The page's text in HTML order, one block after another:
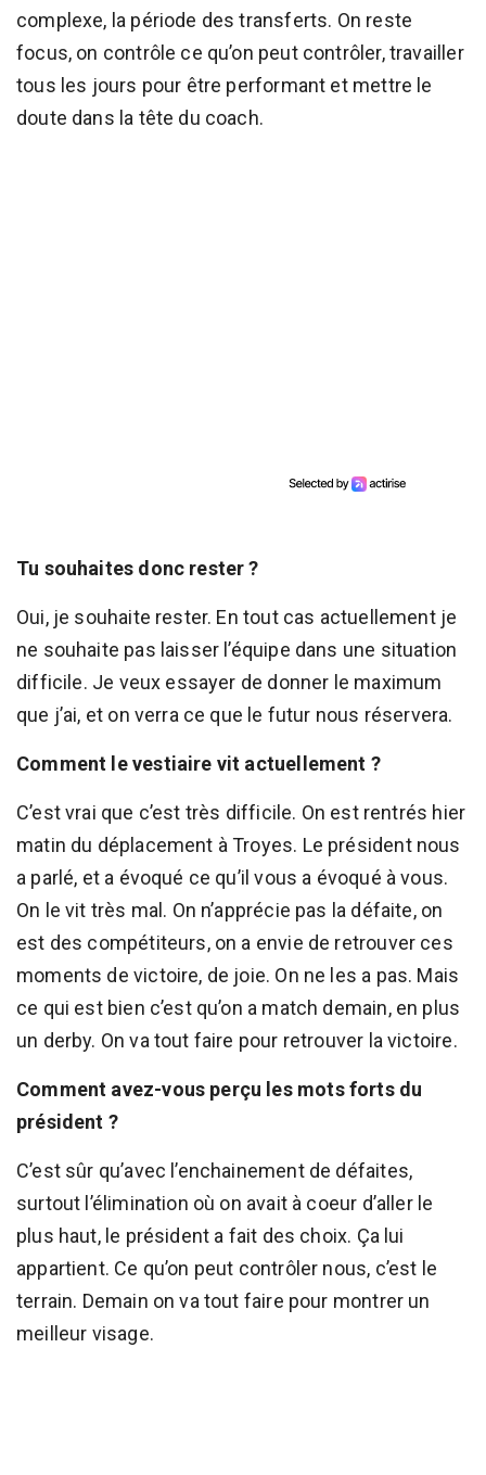
complexe, la période des transferts. On reste
focus, on contrôle ce qu’on peut contrôler, travailler
tous les jours pour être performant et mettre le
doute dans la tête du coach.
Tu souhaites donc rester ?
Oui, je souhaite rester. En tout cas actuellement je
ne souhaite pas laisser l’équipe dans une situation
difficile. Je veux essayer de donner le maximum
que j’ai, et on verra ce que le futur nous réservera.
Comment le vestiaire vit actuellement ?
C’est vrai que c’est très difficile. On est rentrés hier
matin du déplacement à Troyes. Le président nous
a parlé, et a évoqué ce qu’il vous a évoqué à vous.
On le vit très mal. On n’apprécie pas la défaite, on
est des compétiteurs, on a envie de retrouver ces
moments de victoire, de joie. On ne les a pas. Mais
ce qui est bien c’est qu’on a match demain, en plus
un derby. On va tout faire pour retrouver la victoire.
Comment avez-vous perçu les mots forts du
président ?
C’est sûr qu’avec l’enchainement de défaites,
surtout l’élimination où on avait à coeur d’aller le
plus haut, le président a fait des choix. Ça lui
appartient. Ce qu’on peut contrôler nous, c’est le
terrain. Demain on va tout faire pour montrer un
meilleur visage.